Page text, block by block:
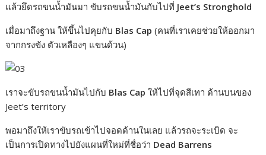
แล้วยึดรถขนน้ำมันมา ขับรถขนน้ำมันกับไปที่ Jeet’s Stronghold
เมื่อมาถึงฐาน ให้ขึ้นไปคุยกับ Blas Cap (คนที่เราเคยช่วยให้ออกมา
จากกรงขัง ตัวเหลืองๆ แขนด้วน)
เราจะขับรถขนน้ำมันไปกับ Blas Cap ให้ไปที่จุดสีเทา ด้านบนของ
Jeet’s territory
พอมาถึงให้เราขับรถเข้าไปจอดด้านในเลย แล้วรถจะระเบิด จะ
เป็นการเปิดทางไปยังแผนที่ใหม่ที่ชื่อว่า Dead Barrens